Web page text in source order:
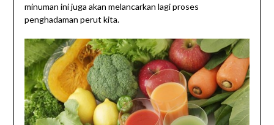
minuman ini juga akan melancarkan lagi proses
penghadaman perut kita.